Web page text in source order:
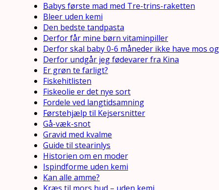
Babys første mad med Tre-trins-raketten
Bleer uden kemi
Den bedste tandpasta
Derfor får mine børn vitaminpiller
Derfor skal baby 0-6 måneder ikke have mos
Derfor undgår jeg fødevarer fra Kina
Er grøn te farligt?
Fiskehitlisten
Fiskeolie er det nye sort
Fordele ved langtidsamning
Førstehjælp til Kejsersnitter
Gå-væk-snot
Gravid med kvalme
Guide til stearinlys
Historien om en moder
Ispindforme uden kemi
Kan alle amme?